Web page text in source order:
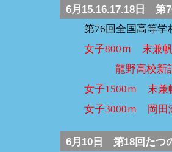
6月15.16.17.18日 第
第76回全国高等
女子800ｍ 末兼
龍野高校新記
女子1500ｍ 末兼
女子3000ｍ 岡田
6月10日 第18回たつ